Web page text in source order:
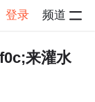
登录 频道
来灌水